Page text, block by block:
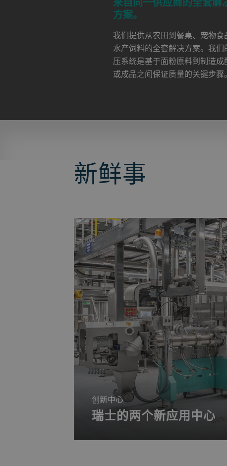
方案。
我们提供从农田到餐桌、宠物食
水产饲料的全套解决方案。我们
压系统是基于面粉原料到制造成
或成品之间保证质量的关键步骤。
新鲜事
创新中心
瑞士的两个新应用中心
与我们的专家团队一起在现代化的
另一个则针对宠物食品、水产饲料和